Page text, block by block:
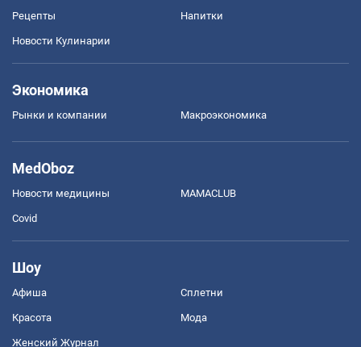
Рецепты Напитки
Новости Кулинарии
Экономика
Рынки и компании Mакроэкономика
MedOboz
Новости медицины MAMACLUB
Covid
Шоу
Афиша Сплетни
Красота Мода
Женский Журнал